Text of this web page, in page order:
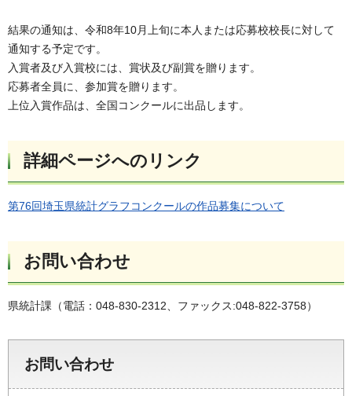
結果の通知は、令和8年10月上旬に本人または応募校校長に対して
通知する予定です。
入賞者及び入賞校には、賞状及び副賞を贈ります。
応募者全員に、参加賞を贈ります。
上位入賞作品は、全国コンクールに出品します。
詳細ページへのリンク
第76回埼玉県統計グラフコンクールの作品募集について
お問い合わせ
県統計課（電話：048-830-2312、ファックス:048-822-3758）
お問い合わせ